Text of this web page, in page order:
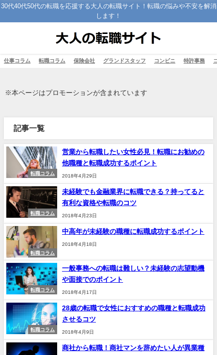
30代40代50代の転職を応援する大人の転職サイト！転職の悩みや不安を解消
します！
仕事コラム 転職コラム 保険会社 グランドスタッフ コンビニ 特許事務
※本ページはプロモーションが含まれています
記事一覧
転職コラム
営業から転職したい女性必見！転職にお勧めの
他職種と転職成功するポイント
2018年4月29日
転職コラム
未経験でも金融業界に転職できる？持ってると
有利な資格や転職のコツ
2018年4月23日
転職コラム
中高年が未経験の職種に転職成功するポイント
2018年4月18日
転職コラム
一般事務への転職は難しい？未経験の志望動機
や面接でのポイント
2018年4月17日
転職コラム
28歳の転職で女性におすすめの職種と転職成功
させるコツ
2018年4月9日
商社から転職！商社マンを辞めたい人が異業種